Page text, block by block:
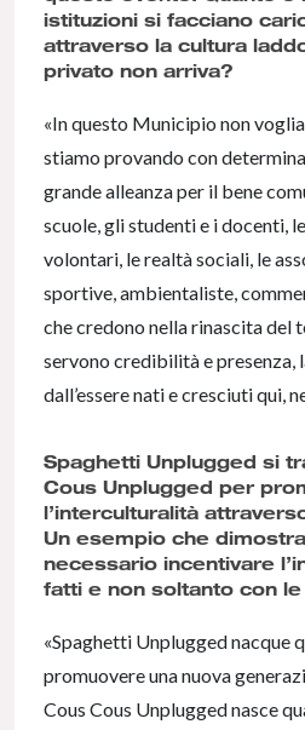
istituzioni si facciano
attraverso la cultura
privato non arriva?
«In questo Municipio non
stiamo provando con
grande alleanza per il bene
scuole, gli studenti e i docenti,
volontari, le realtà sociali, le
sportive, ambientaliste,
che credono nella rinascita del
servono credibilità e presenza,
dall’essere nati e cresciuti qui,
Spaghetti Unplugged si
Cous Unplugged per
l’interculturalità
Un esempio che
necessario incentivare
fatti e non soltanto con
«Spaghetti Unplugged nacque
promuovere una nuova
Cous Cous Unplugged nasce